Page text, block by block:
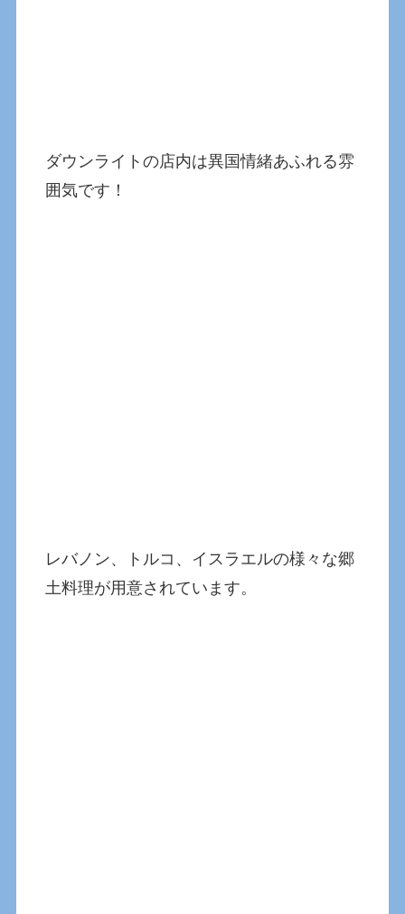
ダウンライトの店内は異国情緒あふれる雰
囲気です！
レバノン、トルコ、イスラエルの様々な郷
土料理が用意されています。